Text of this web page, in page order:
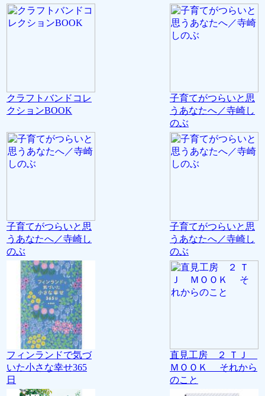
クラフトバンドコレ
クションBOOK
子育てがつらいと思
うあなたへ／寺崎し
のぶ
子育てがつらいと思
うあなたへ／寺崎し
のぶ
子育てがつらいと思
うあなたへ／寺崎し
のぶ
フィンランドで気づ
いた小さな幸せ365
日
直見工房 ２ ＴＪ
ＭＯＯＫ それから
のこと